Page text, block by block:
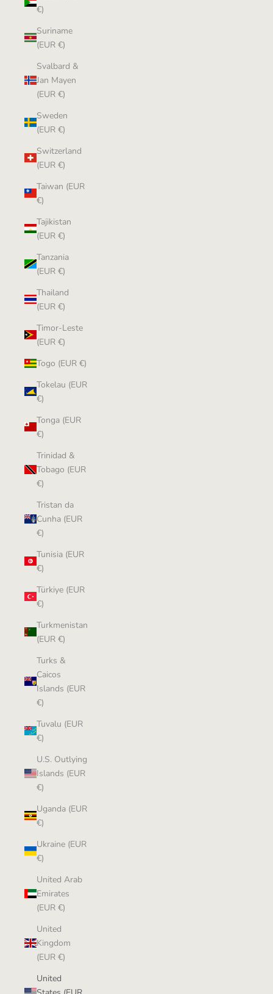
€)
Suriname
(EUR €)
Svalbard &
Jan Mayen
(EUR €)
Sweden
(EUR €)
Switzerland
(EUR €)
Taiwan (EUR
€)
Tajikistan
(EUR €)
Tanzania
(EUR €)
Thailand
(EUR €)
Timor-Leste
(EUR €)
Togo (EUR €)
Tokelau (EUR
€)
Tonga (EUR
€)
Trinidad &
Tobago (EUR
€)
Tristan da
Cunha (EUR
€)
Tunisia (EUR
€)
Türkiye (EUR
€)
Turkmenistan
(EUR €)
Turks &
Caicos
Islands (EUR
€)
Tuvalu (EUR
€)
U.S. Outlying
Islands (EUR
€)
Uganda (EUR
€)
Ukraine (EUR
€)
United Arab
Emirates
(EUR €)
United
Kingdom
(EUR €)
United